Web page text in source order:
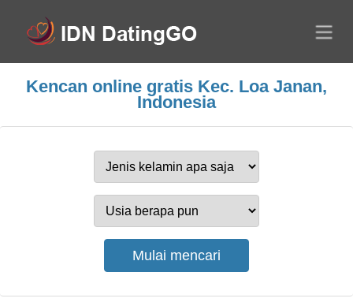
Kencan online gratis Kec. Loa Janan,
Indonesia